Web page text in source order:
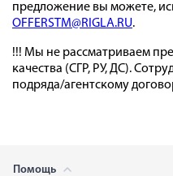
предложение вы можете,
OFFERSTM@RIGLA.RU.
!!! Мы не рассматриваем
качества (СГР, РУ, ДС).
подряда/агентскому
Помощь